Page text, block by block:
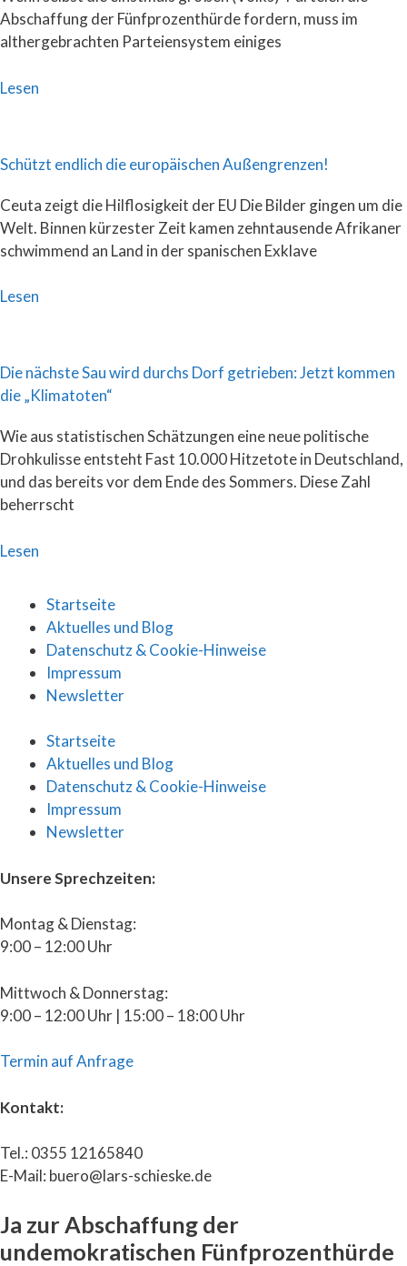
Abschaffung der Fünfprozenthürde fordern, muss im
althergebrachten Parteiensystem einiges
Lesen
Schützt endlich die europäischen Außengrenzen!
Ceuta zeigt die Hilflosigkeit der EU Die Bilder gingen um die
Welt. Binnen kürzester Zeit kamen zehntausende Afrikaner
schwimmend an Land in der spanischen Exklave
Lesen
Die nächste Sau wird durchs Dorf getrieben: Jetzt kommen
die „Klimatoten“
Wie aus statistischen Schätzungen eine neue politische
Drohkulisse entsteht Fast 10.000 Hitzetote in Deutschland,
und das bereits vor dem Ende des Sommers. Diese Zahl
beherrscht
Lesen
Startseite
Aktuelles und Blog
Datenschutz & Cookie-Hinweise
Impressum
Newsletter
Startseite
Aktuelles und Blog
Datenschutz & Cookie-Hinweise
Impressum
Newsletter
Unsere Sprechzeiten:
Montag & Dienstag:
9:00 – 12:00 Uhr
Mittwoch & Donnerstag:
9:00 – 12:00 Uhr | 15:00 – 18:00 Uhr
Termin auf Anfrage
Kontakt:
Tel.: 0355 12165840
E-Mail: buero@lars-schieske.de
Ja zur Abschaffung der
undemokratischen Fünfprozenthürde